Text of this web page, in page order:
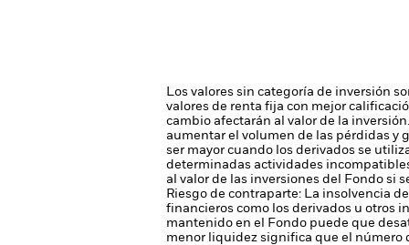
Los valores sin categoría de inversión
valores de renta fija con mejor
cambio afectarán al valor de la inversión.
aumentar el volumen de las pérdidas y
ser mayor cuando los derivados se
determinadas actividades
al valor de las inversiones del Fondo si
Riesgo de contraparte: La insolvencia
financieros como los derivados u otros
mantenido en el Fondo puede que
menor liquidez significa que el número